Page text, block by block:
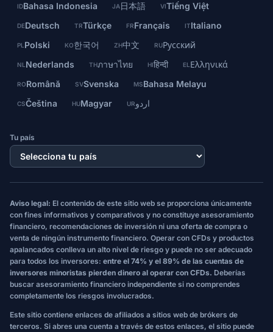
IDBahasa Indonesia JA日本語 VITiếng Việt
DEDeutsch TRTürkçe FRFrançais ITItaliano
PL Polski KO한국어 ZH中文 RUРусский
NL Nederlands THภาษาไทย HIहिन्दी EL Ελληνικά
RORomână SVSvenska MSBahasa Melayu
CSČeština HUMagyar URاردو
Tu país
Aviso legal: El contenido de este sitio web se proporciona únicamente
con fines informativos y comparativos y no constituye asesoramiento
financiero, recomendaciones de inversión ni una oferta de compra o
venta de ningún instrumento financiero. Operar con CFDs y productos
apalancados conlleva un alto nivel de riesgo y puede no ser adecuado
para todos los inversores: entre el 74% y el 89% de las cuentas de
inversores minoristas pierden dinero al operar con CFDs. Deberías
buscar asesoramiento financiero independiente si no comprendes
completamente los riesgos involucrados.
Este sitio contiene enlaces de afiliados a sitios web de brókers de
terceros. Si abres una cuenta a través de estos enlaces, el sitio puede